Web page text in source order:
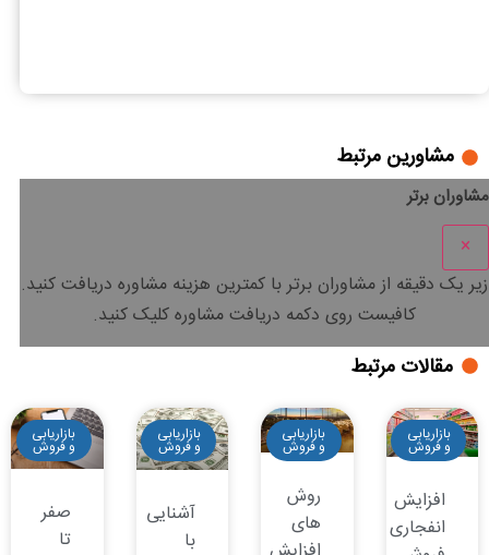
مشاورین مرتبط
مشاوران برتر
×
زیر یک دقیقه از مشاوران برتر باکمترین هزینه مشاوره دریافت کنید.
کافیست روی دکمه دریافت مشاوره کلیک کنید.
مقالات مرتبط
بازاریابی
و فروش
افزایش
انفجاری
بازاریابی
و فروش
روش
های
بازاریابی
و فروش
آشنایی
با
بازاریابی
و فروش
صفر
تا